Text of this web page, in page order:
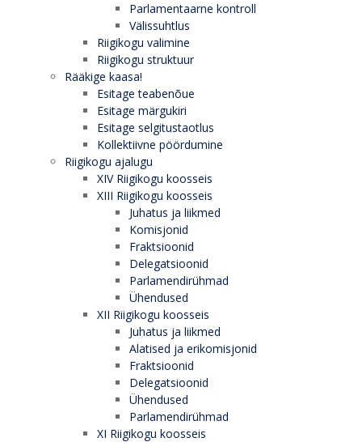
Parlamentaarne kontroll
Välissuhtlus
Riigikogu valimine
Riigikogu struktuur
Rääkige kaasa!
Esitage teabenõue
Esitage märgukiri
Esitage selgitustaotlus
Kollektiivne pöördumine
Riigikogu ajalugu
XIV Riigikogu koosseis
XIII Riigikogu koosseis
Juhatus ja liikmed
Komisjonid
Fraktsioonid
Delegatsioonid
Parlamendirühmad
Ühendused
XII Riigikogu koosseis
Juhatus ja liikmed
Alatised ja erikomisjonid
Fraktsioonid
Delegatsioonid
Ühendused
Parlamendirühmad
XI Riigikogu koosseis